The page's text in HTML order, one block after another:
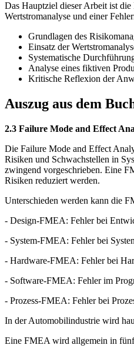
Das Hauptziel dieser Arbeit ist
Wertstromanalyse und einer
Grundlagen des
Einsatz der
Systematische
Analyse eines fiktiven
Kritische Reflexion der
Auszug aus dem
2.3 Failure Mode and Effect
Die Failure Mode and Effect
Risiken und Schwachstellen in
zwingend vorgeschrieben. Eine
Risiken reduziert werden.
Unterschieden werden kann die
- Design-FMEA: Fehler bei
- System-FMEA: Fehler bei
- Hardware-FMEA: Fehler bei
- Software-FMEA: Fehler im
- Prozess-FMEA: Fehler bei
In der Automobilindustrie wird
Eine FMEA wird allgemein in